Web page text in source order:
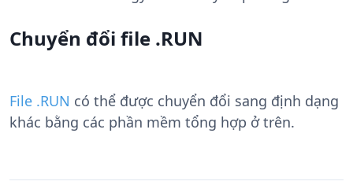
Chuyển đổi file .RUN
File .RUN có thể được chuyển đổi sang định dạng
khác bằng các phần mềm tổng hợp ở trên.